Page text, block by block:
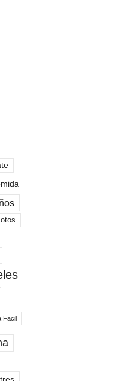
Facil